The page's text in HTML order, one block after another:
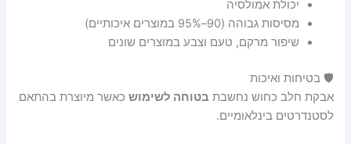
יכולת אמולסיה
מסיסות גבוהה (90–95% במוצרים איכותיים)
שיפור מרקם, טעם וצבע במוצרים שונים
🛡️ בטיחות ואיכות
אבקת חלב כחוש נחשבת בטוחה לשימוש כאשר מיוצרת בהתאם
לסטנדרטים בינלאומיים.